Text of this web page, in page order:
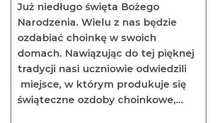
Już niedługo święta Bożego
Narodzenia. Wielu z nas będzie
ozdabiać choinkę w swoich
domach. Nawiązując do tej pięknej
tradycji nasi uczniowie odwiedzili
miejsce, w którym produkuje się
świąteczne ozdoby choinkowe,…